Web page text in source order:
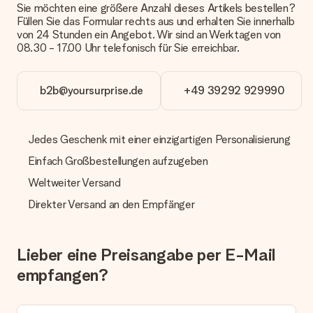
geschickt werden.
Lieferzeit, Lieferoptionen und Versandkosten
Bedauerlicherweise ist es momentan (noch) nicht möglich, das
Geschenk zu einem Wunschtermin liefern zu lassen.
Wie lange dauert die Lieferzeit und wann werde ich mein
Die aktuelle Lieferzeit steht jeweils auf der Produktseite bei
dem Geschenk vermeldet. Du kannst darauf vertrauen, dass
eine fristgerechte Lieferung durch unsere Lieferdienste
erfolgt.
Welche Lieferoptionen stehen zur Verfügung?
Päckchen versendet. Möchtest du wissen, ob es als Paket
oder Päckchen geliefert wird, kontaktiere bitte unseren
Kundenservice.
Zahlung
Sie möchten eine größere Anzahl dieses Artikels bestellen?
Füllen Sie das Formular rechts aus und erhalten Sie innerhalb
von 24 Stunden ein Angebot. Wir sind an Werktagen von
08.30 - 17.00 Uhr telefonisch für Sie erreichbar.
b2b@yoursurprise.de +49 39292 929990
Jedes Geschenk mit einer einzigartigen Personalisierung
Einfach Großbestellungen aufzugeben
Weltweiter Versand
Direkter Versand an den Empfänger
Lieber eine Preisangabe per E-Mail
empfangen?